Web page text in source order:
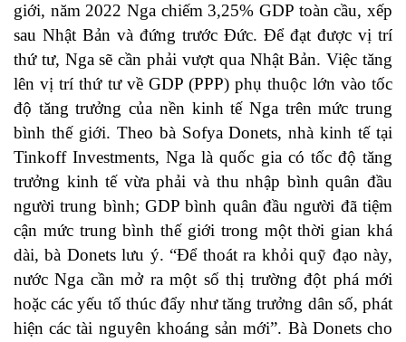
giới, năm 2022 Nga chiếm 3,25% GDP toàn cầu, xếp
sau Nhật Bản và đứng trước Đức. Để đạt được vị trí
thứ tư, Nga sẽ cần phải vượt qua Nhật Bản. Việc tăng
lên vị trí thứ tư về GDP (PPP) phụ thuộc lớn vào tốc
độ tăng trưởng của nền kinh tế Nga trên mức trung
bình thế giới. Theo bà Sofya Donets, nhà kinh tế tại
Tinkoff Investments, Nga là quốc gia có tốc độ tăng
trưởng kinh tế vừa phải và thu nhập bình quân đầu
người trung bình; GDP bình quân đầu người đã tiệm
cận mức trung bình thế giới trong một thời gian khá
dài, bà Donets lưu ý. “Để thoát ra khỏi quỹ đạo này,
nước Nga cần mở ra một số thị trường đột phá mới
hoặc các yếu tố thúc đẩy như tăng trưởng dân số, phát
hiện các tài nguyên khoáng sản mới”. Bà Donets cho